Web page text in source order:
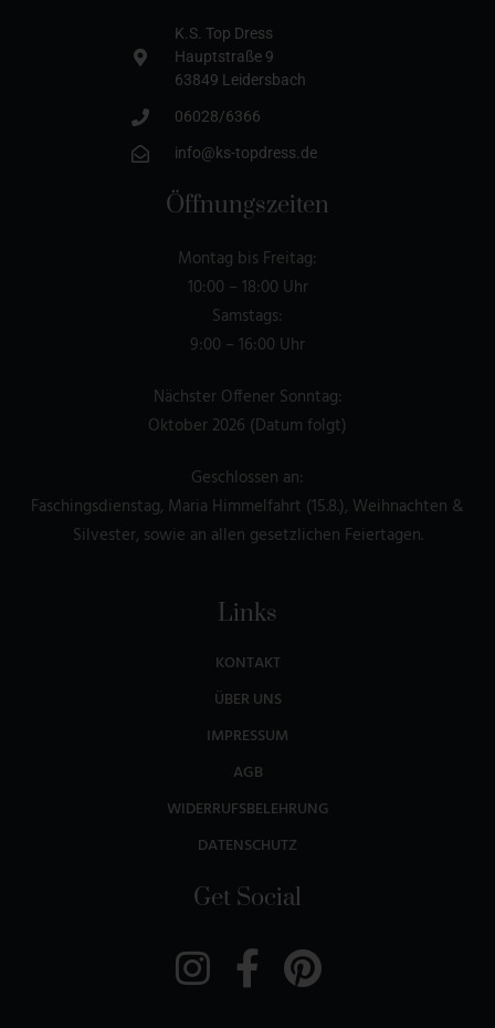
K.S. Top Dress
Hauptstraße 9
63849 Leidersbach
06028/6366
info@ks-topdress.de
Öffnungszeiten
Montag bis Freitag:
10:00 – 18:00 Uhr
Samstags:
9:00 – 16:00 Uhr
Nächster Offener Sonntag:
Oktober 2026 (Datum folgt)
Geschlossen an:
Faschingsdienstag, Maria Himmelfahrt (15.8.), Weihnachten &
Silvester, sowie an allen gesetzlichen Feiertagen.
Links
KONTAKT
ÜBER UNS
IMPRESSUM
AGB
WIDERRUFSBELEHRUNG
DATENSCHUTZ
Get Social